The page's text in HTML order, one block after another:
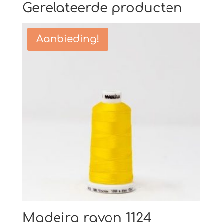
Gerelateerde producten
Aanbieding!
Madeira rayon 1124